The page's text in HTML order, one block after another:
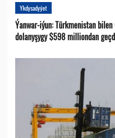
Ykdysadyýet
Ýanwar-iýun: Türkmenistan
dolanyşygy $598 milliondan